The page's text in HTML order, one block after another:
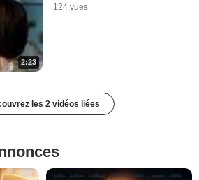
2:23
124 vues
les 2 vidéos liées